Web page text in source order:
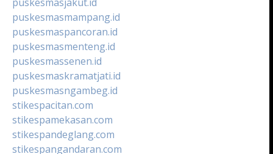
puskesmasmampang.id
puskesmaspancoran.id
puskesmasmenteng.id
puskesmassenen.id
puskesmaskramatjati.id
puskesmasngambeg.id
stikespacitan.com
stikespamekasan.com
stikespandeglang.com
stikespangandaran.com